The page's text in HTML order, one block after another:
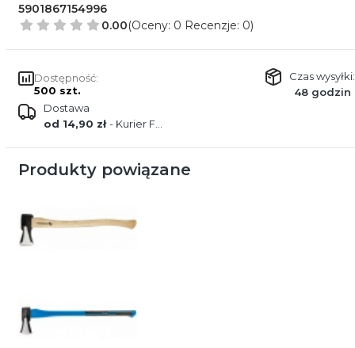
5901867154996
0.00(Oceny: 0 Recenzje: 0)
Dostępność:
500 szt.
Czas wysyłki:
48 godzin
Dostawa
od 14,90 zł- Kurier FEDEX
Produkty powiązane